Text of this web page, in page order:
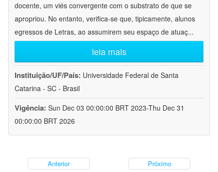
docente, um viés convergente com o substrato de que se
apropriou. No entanto, verifica-se que, tipicamente, alunos
egressos de Letras, ao assumirem seu espaço de atuaç...
leia mais
Instituição/UF/País: Universidade Federal de Santa
Catarina - SC - Brasil
Vigência: Sun Dec 03 00:00:00 BRT 2023-Thu Dec 31
00:00:00 BRT 2026
Anterior Próximo